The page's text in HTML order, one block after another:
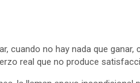
cuando no hay nada que ganar,
real que no produce